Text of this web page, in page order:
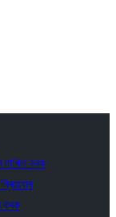
দাখিল কৰক
কৰক